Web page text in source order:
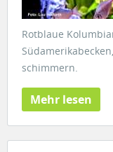
Rotblaue
schimmern.
Mehr lesen